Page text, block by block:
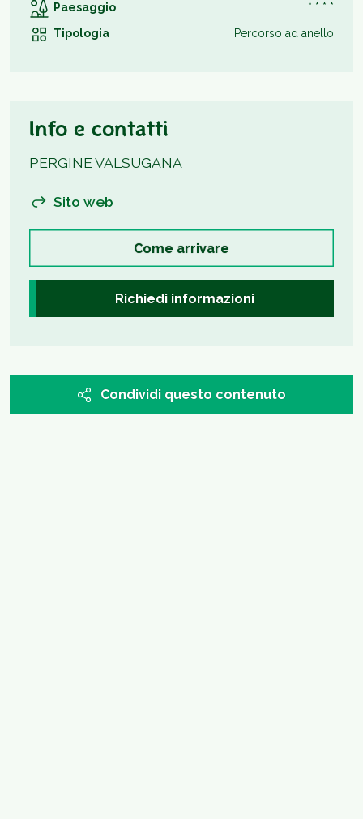
Paesaggio
* * * *
Tipologia
Percorso ad anello
Info e contatti
PERGINE VALSUGANA
Sito web
Come arrivare
Richiedi informazioni
Condividi questo contenuto